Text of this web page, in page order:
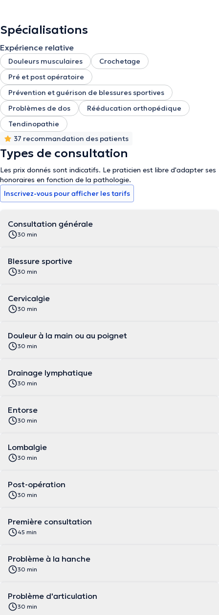
Spécialisations
Expérience relative
Douleurs musculaires
Crochetage
Pré et post opératoire
Prévention et guérison de blessures sportives
Problèmes de dos
Rééducation orthopédique
Tendinopathie
37 recommandation des patients
Types de consultation
Les prix donnés sont indicatifs. Le praticien est libre d'adapter ses
honoraires en fonction de la pathologie.
Inscrivez-vous pour afficher les tarifs
Consultation générale
30 min
Blessure sportive
30 min
Cervicalgie
30 min
Douleur à la main ou au poignet
30 min
Drainage lymphatique
30 min
Entorse
30 min
Lombalgie
30 min
Post-opération
30 min
Première consultation
45 min
Problème à la hanche
30 min
Problème d'articulation
30 min